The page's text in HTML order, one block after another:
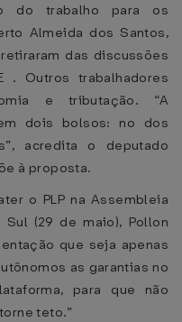
do trabalho para os
Almeida dos Santos,
das discussões
. Outros trabalhadores
e tributação. “A
dois bolsos: no dos
acredita o deputado
à proposta.
o PLP na Assembleia
(29 de maio), Pollon
que seja apenas
as garantias no
para que não
teto.”